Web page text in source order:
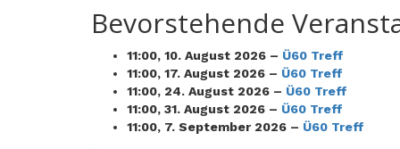
Bevorstehende
11:00, 10. August 2026 – Ü60 Treff
11:00, 17. August 2026 – Ü60 Treff
11:00, 24. August 2026 – Ü60 Treff
11:00, 31. August 2026 – Ü60 Treff
11:00, 7. September 2026 – Ü60 Treff